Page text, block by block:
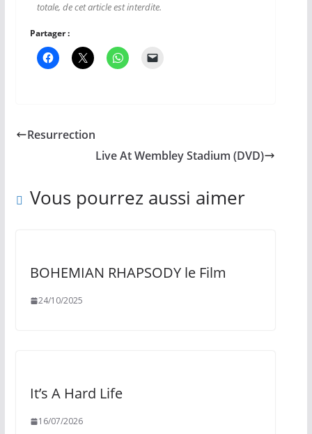
totale, de cet article est interdite.
Partager :
Resurrection
Live At Wembley Stadium (DVD)
Vous pourrez aussi aimer
BOHEMIAN RHAPSODY le Film
24/10/2025
It’s A Hard Life
16/07/2026